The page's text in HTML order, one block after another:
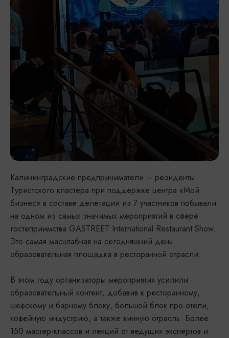
Калининградские предприниматели – резиденты
Туристского кластера при поддержке центра «Мой
бизнес» в составе делегации из 7 участников побывали
на одном из самых значимых мероприятий в сфере
гостеприимства GASTREET International Restaurant Show.
Это самая масштабная на сегодняшний день
образовательная площадка в ресторанной отрасли.
В этом году организаторы мероприятия усилили
образовательный контент, добавив к ресторанному,
шефскому и барному блоку, большой блок про отели,
кофейную индустрию, а также винную отрасль. Более
150 мастер-классов и лекций от ведущих экспертов и